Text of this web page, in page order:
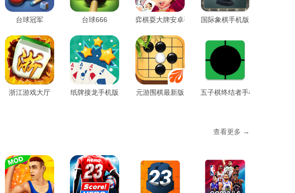
台球冠军 台球666 弈棋耍大牌安卓手机版国际象棋手机版
浙江游戏大厅 纸牌接龙手机版 元游围棋最新版 五子棋终结者手机版
查看更多 →